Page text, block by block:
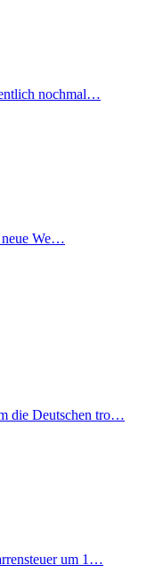
nochmal…
neue We…
die Deutschen tro…
um 1…